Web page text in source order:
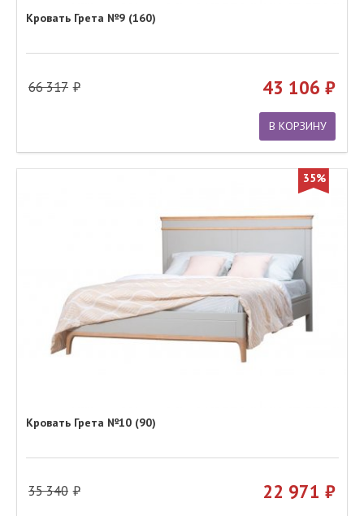
Кровать Грета №9 (160)
66 317 43 106
В КОРЗИНУ
35%
Кровать Грета №10 (90)
35 340 22 971